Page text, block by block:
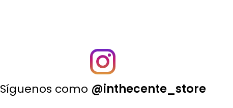
Síguenos como @inthecente_store